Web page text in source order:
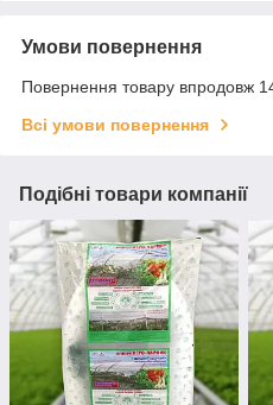
Умови повернення
Повернення товару впродовж
Всі умови повернення
Подібні товари компанії